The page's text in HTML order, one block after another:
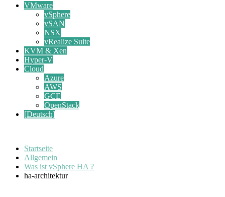
VMware
vSphere
vSAN
NSX
vRealize Suite
KVM & Xen
Hyper-V
Cloud
Azure
AWS
GCE
OpenStack
[Deutsch]
Startseite
Allgemein
Was ist vSphere HA ?
ha-architektur